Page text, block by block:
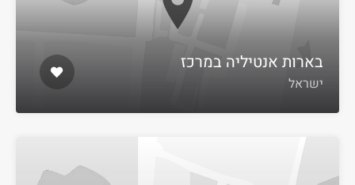
בארות אנטיליה במרכז
ישראל